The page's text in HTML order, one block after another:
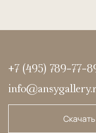
+7 (495) 789-77-